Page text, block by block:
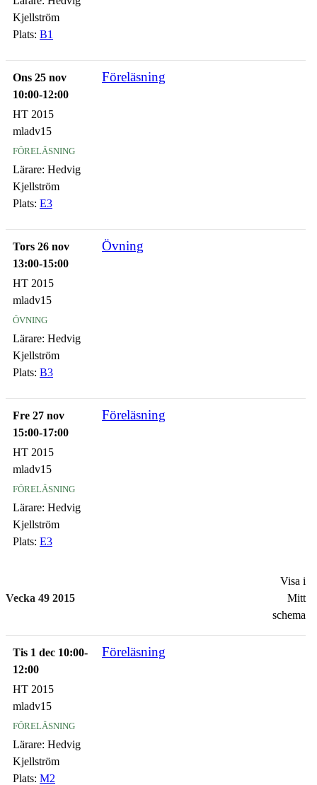
Kjellström
Plats: B1
Ons 25 nov
10:00-12:00
Föreläsning
HT 2015
mladv15
föreläsning
Lärare: Hedvig
Kjellström
Plats: E3
Tors 26 nov
13:00-15:00
Övning
HT 2015
mladv15
övning
Lärare: Hedvig
Kjellström
Plats: B3
Fre 27 nov
15:00-17:00
Föreläsning
HT 2015
mladv15
föreläsning
Lärare: Hedvig
Kjellström
Plats: E3
Vecka 49 2015
Visa i
Mitt
schema
Tis 1 dec 10:00-
12:00
Föreläsning
HT 2015
mladv15
föreläsning
Lärare: Hedvig
Kjellström
Plats: M2